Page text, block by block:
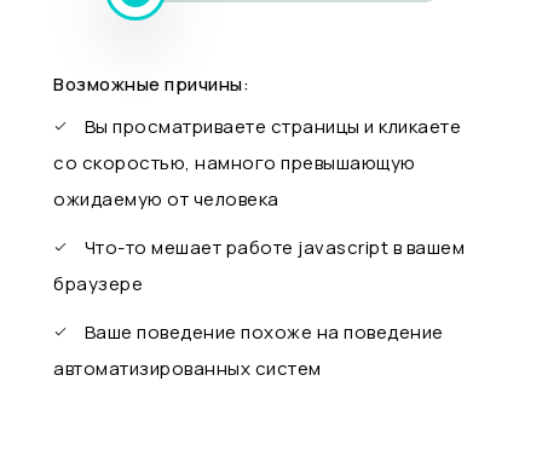
Возможные причины:
Вы просматриваете страницы и кликаете
со скоростью, намного превышающую
ожидаемую от человека
Что-то мешает работе javascript в вашем
браузере
Ваше поведение похоже на поведение
автоматизированных систем